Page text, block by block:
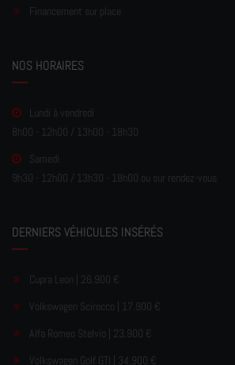
Financement sur place
NOS HORAIRES
Lundi à vendredi
8h00 - 12h00 / 13h00 - 18h30
Samedi
9h30 - 12h00 / 13h30 - 18h00 ou sur rendez-vous
DERNIERS VÉHICULES INSÉRÉS
Cupra Leon | 26.900 €
Volkswagen Scirocco | 17.900 €
Alfa Romeo Stelvio | 23.900 €
Volkswagen Golf GTI | 34.900 €